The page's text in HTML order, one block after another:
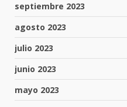
septiembre 2023
agosto 2023
julio 2023
junio 2023
mayo 2023